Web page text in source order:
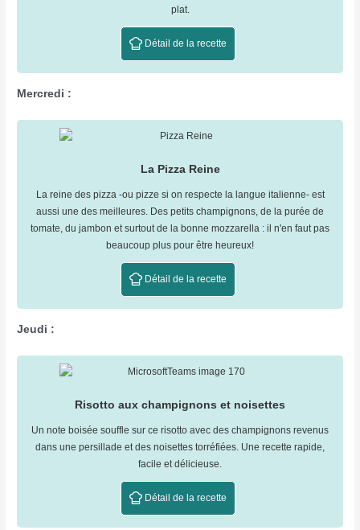
plat.
Détail de la recette
Mercredi :
La Pizza Reine
La reine des pizza -ou pizze si on respecte la langue italienne- est
aussi une des meilleures. Des petits champignons, de la purée de
tomate, du jambon et surtout de la bonne mozzarella : il n'en faut pas
beaucoup plus pour être heureux!
Détail de la recette
Jeudi :
Risotto aux champignons et noisettes
Un note boisée souffle sur ce risotto avec des champignons revenus
dans une persillade et des noisettes torréfiées. Une recette rapide,
facile et délicieuse.
Détail de la recette